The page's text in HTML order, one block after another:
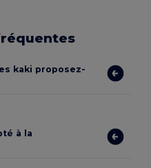
kaki proposez-
à la